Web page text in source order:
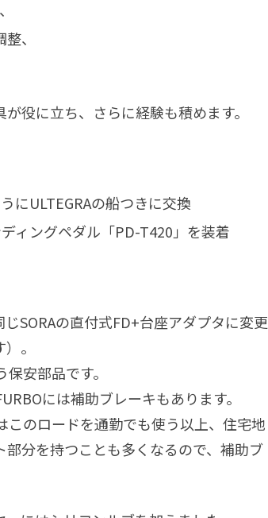
、
役に立ち、さらに経験も積めます。
にULTEGRAの船つきに交換
ィングペダル「PD-T420」を装着
SORAの直付式FD+台座アダプタに変更
。
安部品です。
には補助ブレーキもあります。
のロードを通勤でも使う以上、住宅地
分を持つことも多くなるので、補助ブ